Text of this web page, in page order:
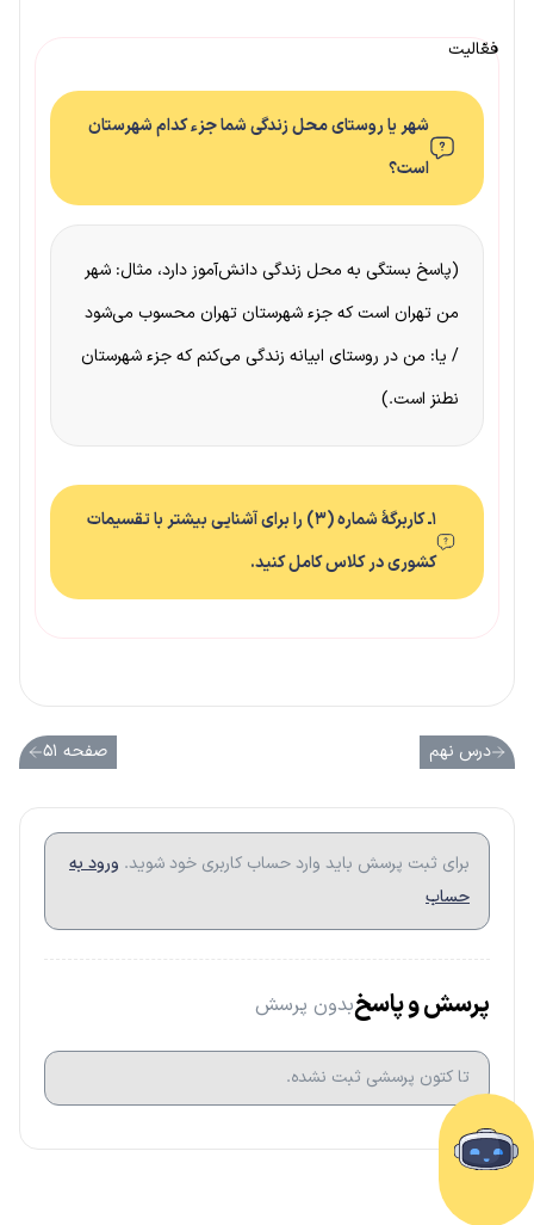
فعّالیت
شهر یا روستای محل زندگی شما جزء کدام شهرستان
است؟
(پاسخ بستگی به محل زندگی دانش‌آموز دارد، مثال: شهر
من تهران است که جزء شهرستان تهران محسوب می‌شود
/ یا: من در روستای ابیانه زندگی می‌کنم که جزء شهرستان
نطنز است.)
۱ـ کاربرگهٔ شماره (۳) را برای آشنایی بیشتر با تقسیمات
کشوری در کلاس کامل کنید.
درس نهم صفحه ۵۱
برای ثبت پرسش باید وارد حساب کاربری خود شوید. ورود به
حساب
پرسش و پاسخبدون پرسش
تا کتون پرسشی ثبت نشده.